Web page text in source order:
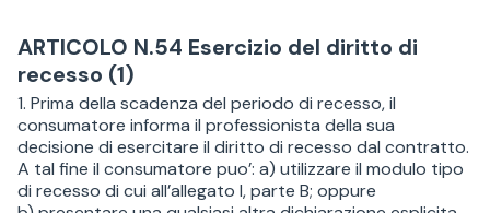
ARTICOLO N.54 Esercizio del diritto di
recesso (1)
1. Prima della scadenza del periodo di recesso, il
consumatore informa il professionista della sua
decisione di esercitare il diritto di recesso dal contratto.
A tal fine il consumatore puo’: a) utilizzare il modulo tipo
di recesso di cui all’allegato I, parte B; oppure